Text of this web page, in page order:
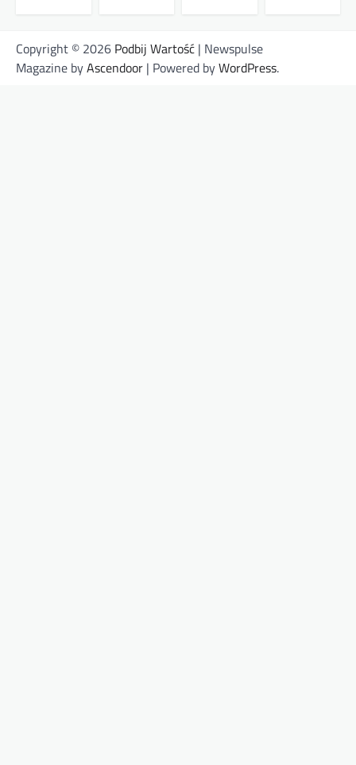
Copyright © 2026 Podbij Wartość | Newspulse
Magazine byAscendoor | Powered byWordPress.